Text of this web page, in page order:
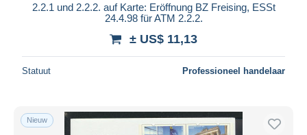
2.2.1 und 2.2.2. auf Karte: Eröffnung BZ Freising, ESSt
24.4.98 für ATM 2.2.2.
± US$ 11,13
Statuut Professioneel handelaar
Nieuw